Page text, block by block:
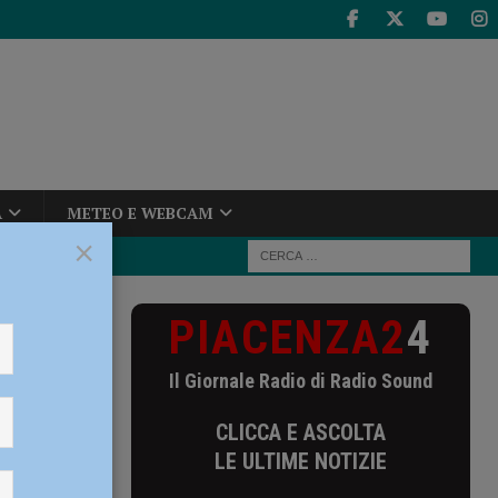
METEO E WEBCAM
16
PIACENZA24
Il Giornale Radio di Radio Sound
CLICCA E ASCOLTA
LE ULTIME NOTIZIE
×